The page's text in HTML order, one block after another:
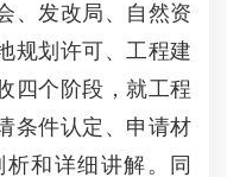
、发改局、自然资
规划许可、工程建
四个阶段，就工程
条件认定、申请材
和详细讲解。同